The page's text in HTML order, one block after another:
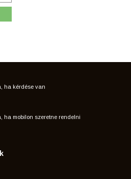
ha kérdése van
ha mobilon szeretne rendelni